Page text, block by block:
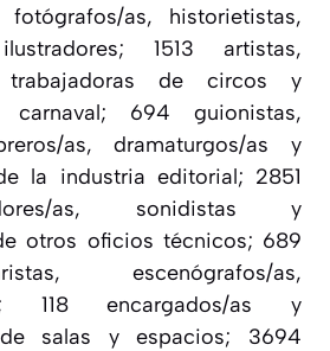
fotógrafos/as, historietistas,
1513 artistas,
trabajadoras de circos y
carnaval; 694 guionistas,
as, dramaturgos/as y
la industria editorial; 2851
as, sonidistas y
otros oficios técnicos; 689
escenógrafos/as,
118 encargados/as y
de salas y espacios; 3694